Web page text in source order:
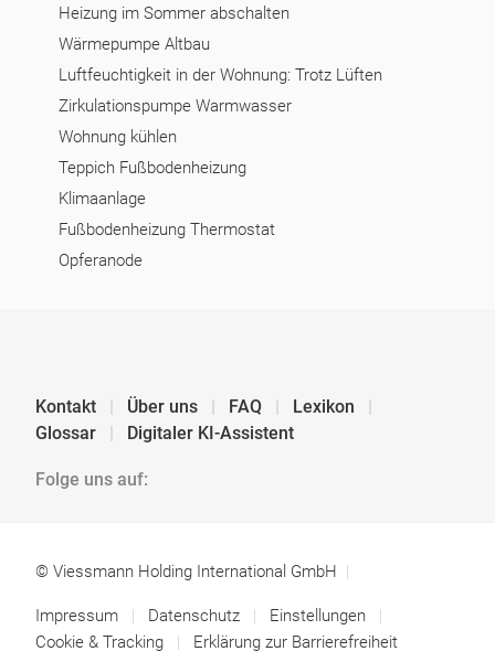
Heizung im Sommer abschalten
Wärmepumpe Altbau
Luftfeuchtigkeit in der Wohnung: Trotz Lüften
Zirkulationspumpe Warmwasser
Wohnung kühlen
Teppich Fußbodenheizung
Klimaanlage
Fußbodenheizung Thermostat
Opferanode
Kontakt Über uns FAQ
Lexikon
Glossar
Digitaler KI-Assistent
Folge uns auf:
© Viessmann Holding International GmbH
Impressum Datenschutz
Einstellungen
Cookie & Tracking
Erklärung zur Barrierefreiheit